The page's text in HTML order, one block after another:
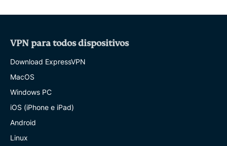
VPN para todos dispositivos
Download ExpressVPN
MacOS
Windows PC
iOS (iPhone e iPad)
Android
Linux